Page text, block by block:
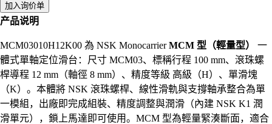
加入询价单
产品说明
MCM03010H12K00 為 NSK MonocarrierMCM 型（輕量型）
一
體式單軸定位滑台：尺寸 MCM03、標稱行程 100 mm、滾珠螺
桿導程 12 mm（軸徑 8 mm）、精度等級 高級（H）、單滑塊
（K）。本體將 NSK 滾珠螺桿、線性滑軌與支撐軸承整合為單
一模組，出廠即完成組裝、精度調整與潤滑（內建 NSK K1 潤
滑單元），鎖上馬達即可使用。MCM 型為輕量緊湊斷面，適合